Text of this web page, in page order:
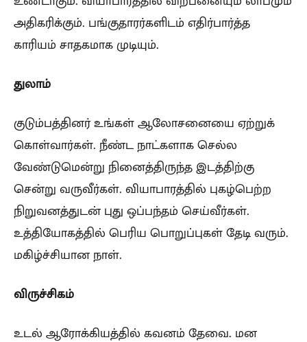
அதிகரிக்கும். பங்குதாரர்களிடம் எதிர்பார்த்த
காரியம் சாதகமாக முடியும்.
துலாம்
குடும்பத்தினர் உங்கள் ஆலோசனையை ஏற்றுக்
கொள்வார்கள். நீண்ட நாட்களாக செல்ல
வேண்டுமென்று நினைத்திருந்த இடத்திற்கு
சென்று வருவீர்கள். வியாபாரத்தில் புகழ்பெற்ற
நிறுவனத்துடன் புது ஒப்பந்தம் செய்வீர்கள்.
உத்தியோகத்தில் பெரிய பொறுப்புகள் தேடி வரும்.
மகிழ்ச்சியான நாள்.
விருச்சிகம்
உடல் ஆரோக்கியத்தில் கவனம் தேவை. மன